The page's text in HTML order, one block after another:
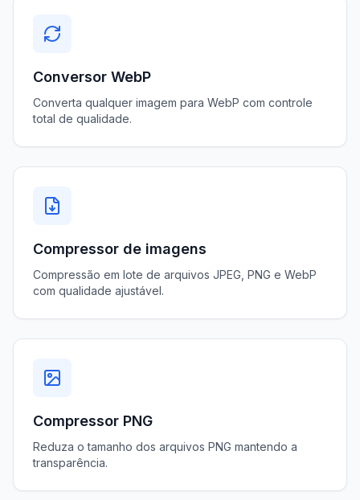
Conversor WebP
Converta qualquer imagem para WebP com controle
total de qualidade.
Compressor de imagens
Compressão em lote de arquivos JPEG, PNG e WebP
com qualidade ajustável.
Compressor PNG
Reduza o tamanho dos arquivos PNG mantendo a
transparência.